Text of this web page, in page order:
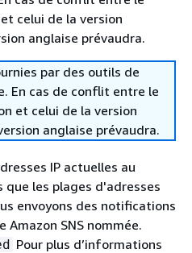
celui de la version
anglaise prévaudra.
par des outils de
En cas de conflit entre le
et celui de la version
anglaise prévaudra.
IP actuelles au
que les plages d'adresses
envoyons des notifications
Amazon SNS nommée.
Pour plus d’informations